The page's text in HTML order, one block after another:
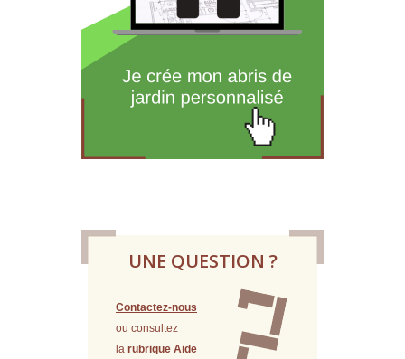
UNE QUESTION ?
Contactez-nous
ou consultez
la rubrique Aide